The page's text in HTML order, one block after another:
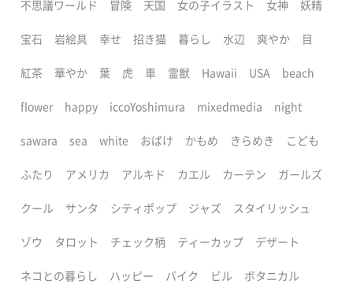
不思議ワールド 冒険 天国 女の子イラスト 女神 妖精
宝石 岩絵具 幸せ 招き猫 暮らし 水辺 爽やか 目
紅茶 華やか 葉 虎 車 霊獣 Hawaii USA beach
flower happy iccoYoshimura mixedmedia night
sawara sea white おばけ かもめ きらめき こども
ふたり アメリカ アルキド カエル カーテン ガールズ
クール サンタ シティポップ ジャズ スタイリッシュ
ゾウ タロット チェック柄 ティーカップ デザート
ネコとの暮らし ハッピー バイク ビル ボタニカル